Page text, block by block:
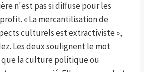
n'est pas si diffuse pour les
« La mercantilisation de
culturels est extractiviste »,
Les deux soulignent le mot
que la culture politique ou